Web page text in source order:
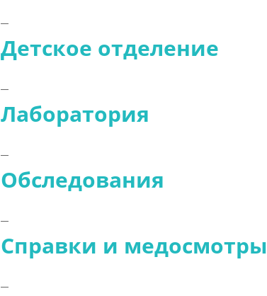
Детское отделение
Лаборатория
Обследования
Справки и медосмотры